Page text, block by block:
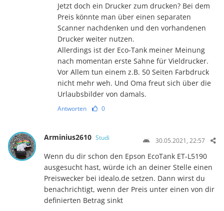
Jetzt doch ein Drucker zum drucken? Bei dem
Preis könnte man über einen separaten
Scanner nachdenken und den vorhandenen
Drucker weiter nutzen.
Allerdings ist der Eco-Tank meiner Meinung
nach momentan erste Sahne für Vieldrucker.
Vor Allem tun einem z.B. 50 Seiten Farbdruck
nicht mehr weh. Und Oma freut sich über die
Urlaubsbilder von damals.
Antworten 0
Arminius2610 Studi 30.05.2021, 22:57
Wenn du dir schon den Epson EcoTank ET-L5190
ausgesucht hast, würde ich an deiner Stelle einen
Preiswecker bei idealo.de setzen. Dann wirst du
benachrichtigt, wenn der Preis unter einen von dir
definierten Betrag sinkt